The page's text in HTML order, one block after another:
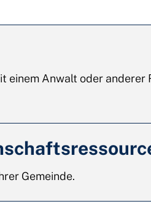
einem Anwalt oder
Gemeinde.